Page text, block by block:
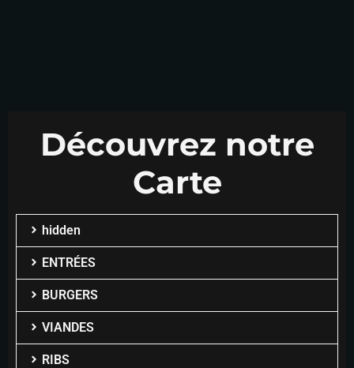
Découvrez notre
Carte
hidden
ENTRÉES
BURGERS
VIANDES
RIBS